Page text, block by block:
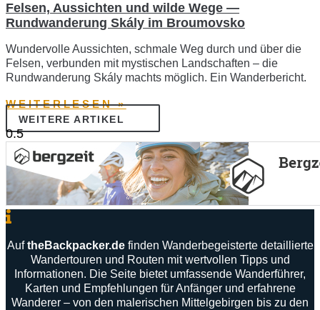
Felsen, Aussichten und wilde Wege —
Rundwanderung Skály im Broumovsko
Wundervolle Aussichten, schmale Weg durch und über die
Felsen, verbunden mit mystischen Landschaften – die
Rundwanderung Skály machts möglich. Ein Wanderbericht.
WEITERLESEN »
WEITERE ARTIKEL
Auf theBackpacker.de finden Wanderbegeisterte detaillierte
Wandertouren und Routen mit wertvollen Tipps und
Informationen. Die Seite bietet umfassende Wanderführer,
Karten und Empfehlungen für Anfänger und erfahrene
Wanderer – von den malerischen Mittelgebirgen bis zu den